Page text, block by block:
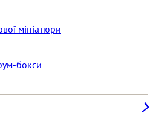
мініатюри
бокси